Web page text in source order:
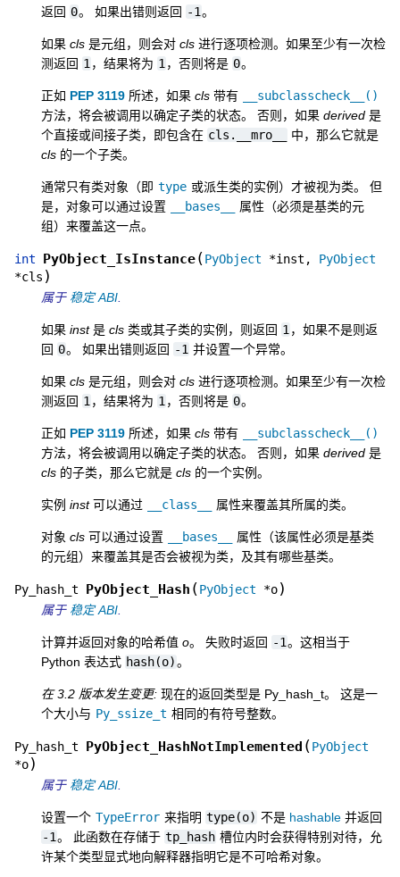
返回 0。 如果出错则返回 -1。
如果 cls 是元组，则会对 cls 进行逐项检测。如果至少有一次检
测返回 1 ，结果将为 1 ，否则将是 0。
正如 PEP 3119 所述，如果 cls 带有
__subclasscheck__()
方法，将会被调用以确定子类的状态。 否则，如果 derived 是
个直接或间接子类，即包含在 cls.__mro__
中，那么它就是
cls 的一个子类。
通常只有类对象（即 type 或派生类的实例）才被视为类。 但
是，对象可以通过设置
__bases__
属性（必须是基类的元
组）来覆盖这一点。
int PyObject_IsInstance(PyObject *inst , PyObject
*cls )
属于 稳定 ABI
如果 inst是 cls 类或其子类的实例，则返回 1 ，如果不是则返
回 0。 如果出错则返回 -1 并设置一个异常。
如果 cls 是元组，则会对 cls 进行逐项检测。如果至少有一次检
测返回 1 ，结果将为 1 ，否则将是 0。
正如 PEP 3119 所述，如果 cls 带有
__subclasscheck__()
方法，将会被调用以确定子类的状态。 否则，如果 derived 是
cls 的子类，那么它就是 cls 的一个实例。
实例 inst可以通过 __class__ 属性来覆盖其所属的类。
对象 cls 可以通过设置 __bases__
属性（该属性必须是基类
的元组）来覆盖其是否会被视为类，及其有哪些基类。
Py_hash_t PyObject_Hash (PyObject *o)
属于 稳定 ABI
计算并返回对象的哈希值 o。 失败时返回 -1。这相当于
Python 表达式 hash(o)。
在 3.2 版本发生变更: 现在的返回类型是 Py_hash_t。 这是一
个大小与 Py_ssize_t 相同的有符号整数。
Py_hash_t PyObject_HashNotImplemented (PyObject
*o)
属于 稳定 ABI
设置一个 TypeError 来指明 type(o) 不是 hashable 并返回
-1。 此函数在存储于 tp_hash 槽位内时会获得特别对待，允
许某个类型显式地向解释器指明它是不可哈希对象。